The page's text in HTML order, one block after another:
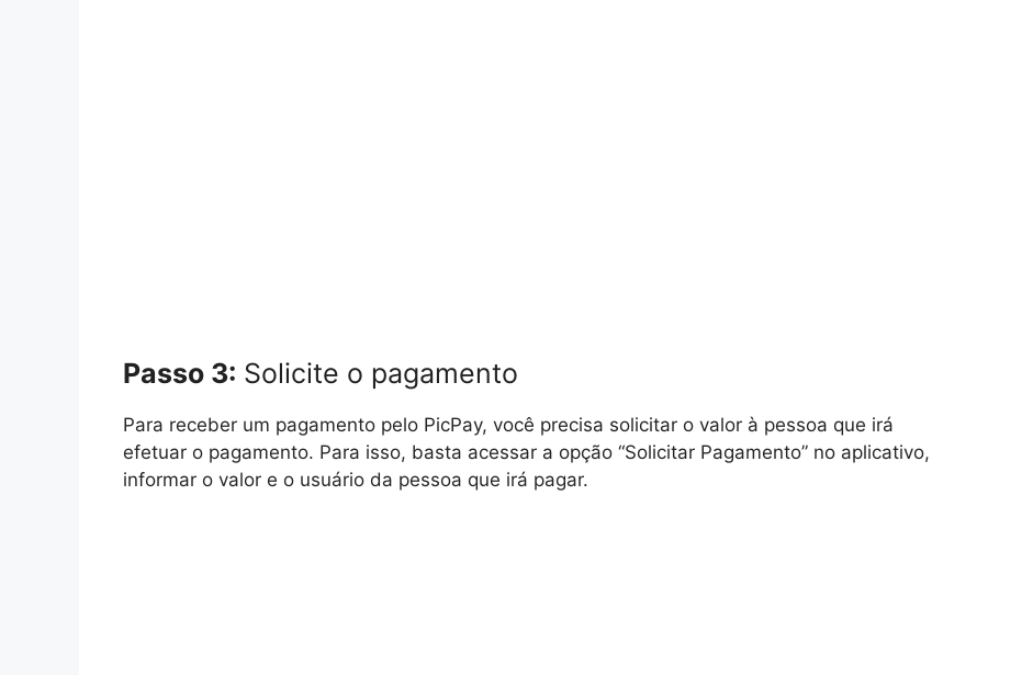
Passo 3: Solicite o pagamento
Para receber um pagamento pelo PicPay, você precisa solicitar o valor à pessoa que irá
efetuar o pagamento. Para isso, basta acessar a opção “Solicitar Pagamento” no aplicativo,
informar o valor e o usuário da pessoa que irá pagar.